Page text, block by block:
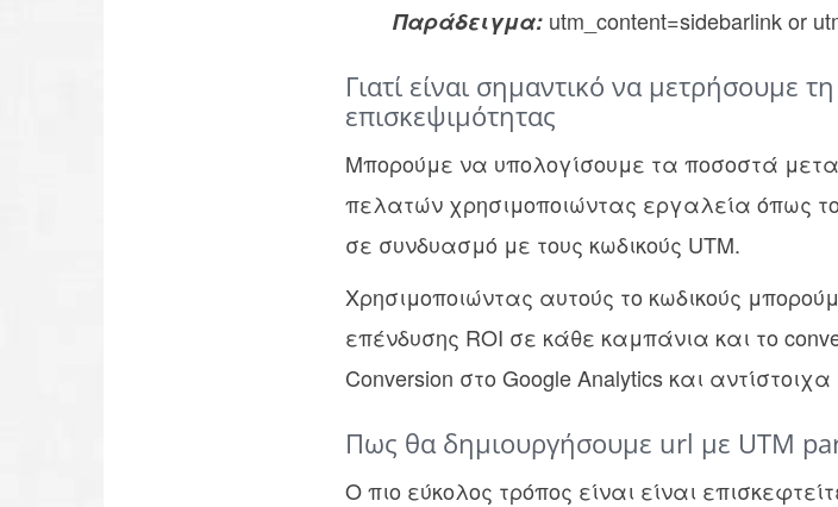
Παράδειγμα:utm_content=sidebarlink or
Γιατί είναι σημαντικό να μετρήσουμε
επισκεψιμότητας
Μπορούμε να υπολογίσουμε τα ποσοστά
πελατών χρησιμοποιώντας εργαλεία όπως το
σε συνδυασμό με τους κωδικούς UTM.
Χρησιμοποιώντας αυτούς το κωδικούς
επένδυσης ROI σε κάθε καμπάνια και το
Conversion στο Google Analytics και αντίστοιχα
Πως θα δημιουργήσουμε url με UTM
Ο πιο εύκολος τρόπος είναι είναι